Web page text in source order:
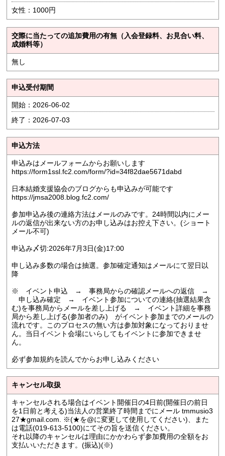
女性：1000円
交際に当たっての追加費用の有無（入会登録料、お見合い料、
成婚料等）
無し
申込受付期間
開始：2026-06-02
終了：2026-07-03
申込方法
申込みはメールフォームからお願いします
https://form1ssl.fc2.com/form/?id=34f82dae5671dabd
日本結婚支援協会のブログからも申込みが可能です
https://jmsa2008.blog.fc2.com/
参加申込み後の連絡方法はメールのみです。24時間以内にメー
ルの返信が出来ない方のお申し込みはお控え下さい。(ショート
メール不可)
申込み〆切:2026年7月3日(金)17:00
申し込み多数の場合は抽選。参加確定通知はメールにて翌日以
降
※ イベント申込 → 事務局からの確認メールへの返信 →
申し込み確定 → イベント参加についての連絡(抽選結果含
む)を事務局からメールを差し上げる → イベント詳細を事務
局から差し上げる(参加者のみ) がイベント参加までのメールの
流れです。このプロセスの無い方は参加対象になっておりませ
ん。当日イベント会場にいらしてもイベントに参加できませ
ん。
必ず参加規約を読んでからお申し込みください
キャンセル取扱
キャンセルされる場合はイベント開催日の4日前(開催日の前日
を1日前と考える)当法人の営業終了時間までにメール tmmusio3
27★gmail.com. ※(★を@に変更して使用してください)、また
は電話(019-613-5100)にてその旨を送信ください。
それ以降のキャンセルは理由にかかわらず参加費用の全額をお
支払いいただきます。(振込)(※)